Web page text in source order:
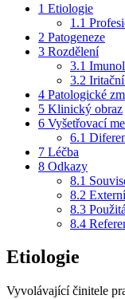
1 Etiologie
1.1
2 Patogeneze
3 Rozdělení
3.1
3.2
4 Patologické
5 Klinický obraz
6 Vyšetřovací
6.1
7 Léčba
8 Odkazy
8.1
8.2
8.3
8.4
Etiologie
Vyvolávající činitele